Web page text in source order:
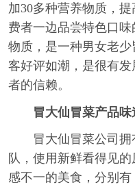
加30多种营养物质，
费者一边品尝特色口
物质，是一种男女老
客好评如潮，是很有
者的信赖。
冒大仙冒菜产品
冒大仙冒菜公司
队，使用新鲜看得见
感不一的美食，分别有